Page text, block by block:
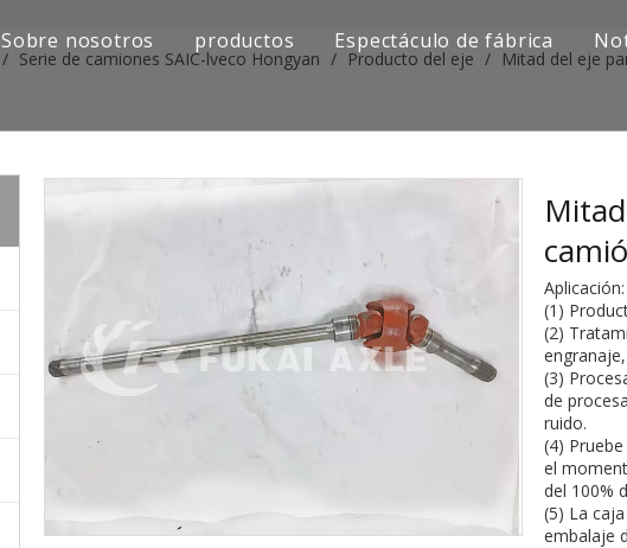
Sobre nosotros productos
Serie de camiones SAIC-lveco Hongyan
Serie de camiones Foton Auman
Serie de camiones FAW Jiefang
Serie de camiones Dongfeng
Serie de camiones europea y japonesa
Piezas de repuesto para maquinaria de
Otra serie de camiones
Espectáculo de fábrica
/ Serie de camiones SAIC-lveco Hongyan / Producto del eje / Mitad del eje
(1)
(2)
(3)
de
ruido.
(4)
el
del 100%
(5) La
embalaje